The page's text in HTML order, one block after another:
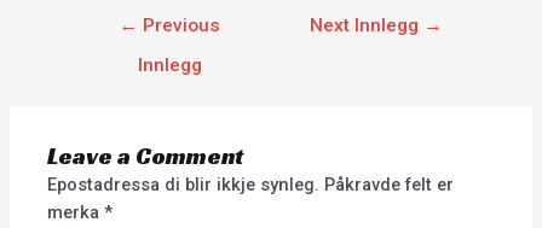
← Previous
Innlegg
Next Innlegg →
Leave a Comment
Epostadressa di blir ikkje synleg. Påkravde felt er
merka*